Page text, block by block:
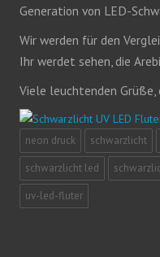
Generation von LED-
Wir werden für den
Ihr werdet sehen, die
Viele leuchtenden Grüße,
neon druck schwarzlicht
schwarzlicht led
uv-led-fluter